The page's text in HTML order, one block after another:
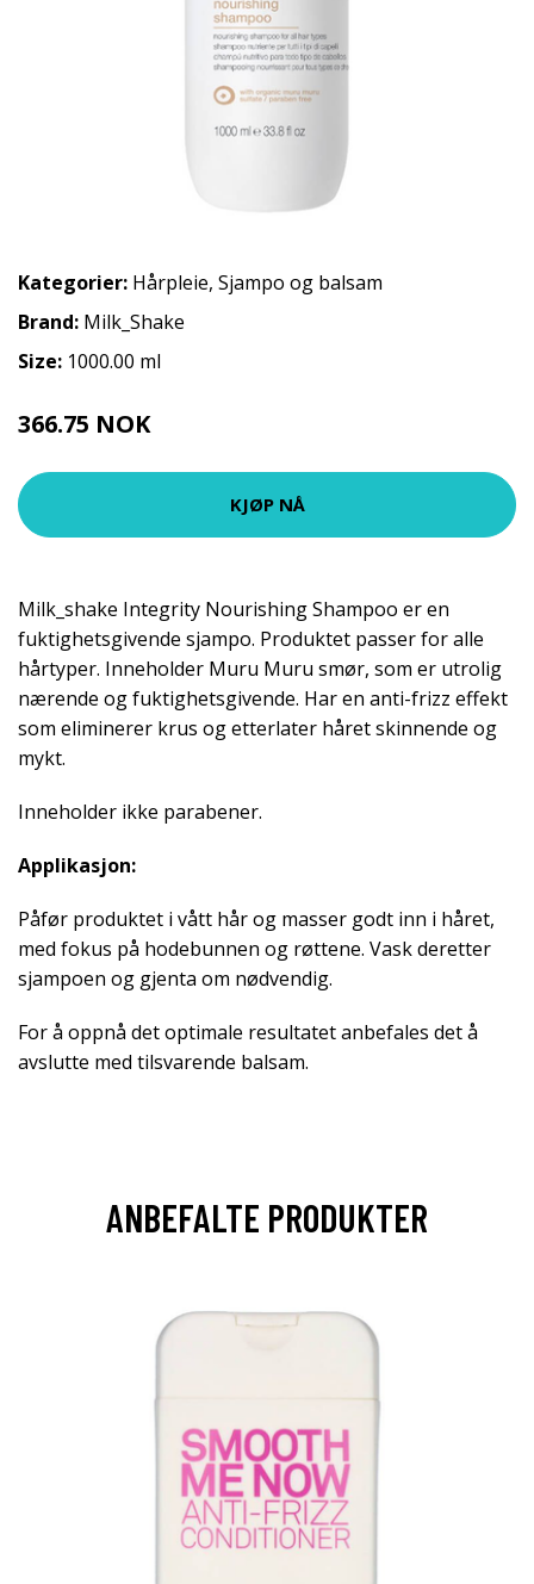
Kategorier: Hårpleie, Sjampo og balsam
Brand: Milk_Shake
Size: 1000.00 ml
366.75 NOK
KJØP NÅ
Milk_shake Integrity Nourishing Shampoo er en
fuktighetsgivende sjampo. Produktet passer for alle
hårtyper. Inneholder Muru Muru smør, som er utrolig
nærende og fuktighetsgivende. Har en anti-frizz effekt
som eliminerer krus og etterlater håret skinnende og
mykt.
Inneholder ikke parabener.
Applikasjon:
Påfør produktet i vått hår og masser godt inn i håret,
med fokus på hodebunnen og røttene. Vask deretter
sjampoen og gjenta om nødvendig.
For å oppnå det optimale resultatet anbefales det å
avslutte med tilsvarende balsam.
ANBEFALTE PRODUKTER